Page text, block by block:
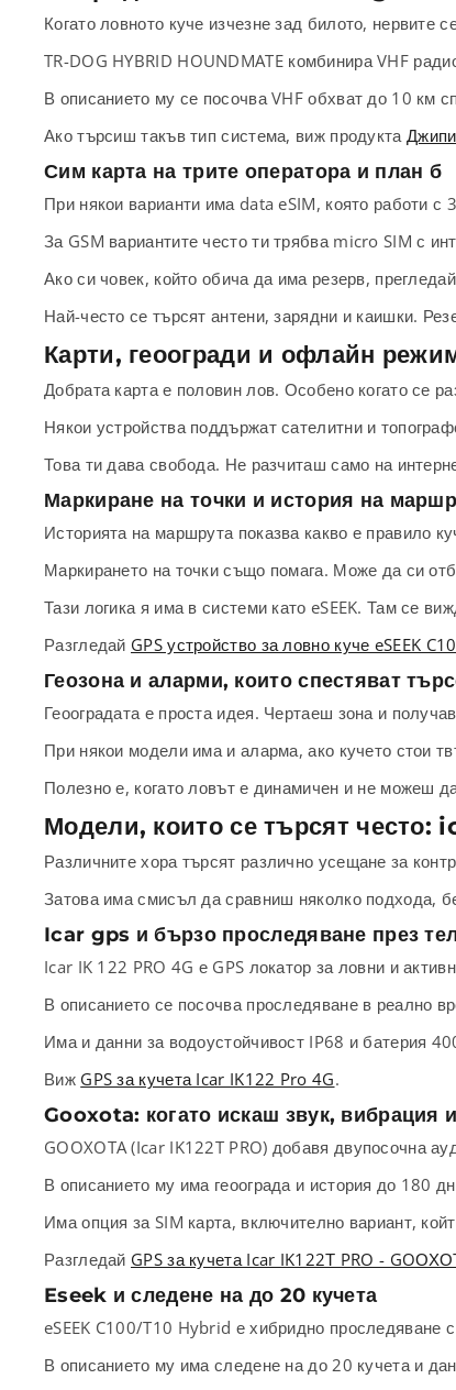
Когато ловното куче изчезне зад билото, нервите
TR-DOG HYBRID HOUNDMATE комбинира VHF
В описанието му се посочва VHF обхват до 10 км
Ако търсиш такъв тип система, виж продукта
Сим карта на трите оператора и план б
При някои варианти има data eSIM, която работи
За GSM вариантите често ти трябва micro SIM с
Ако си човек, който обича да има резерв,
Най-често се търсят антени, зарядни и каишки.
Карти, геоогради и офлайн
Добрата карта е половин лов. Особено когато се
Някои устройства поддържат сателитни и
Това ти дава свобода. Не разчиташ само на
Маркиране на точки и история на
Историята на маршрута показва какво е правило
Маркирането на точки също помага. Може да си
Тази логика я има в системи като eSEEK. Там се
Разгледай GPS устройство за ловно куче eSEEK
Геозона и аларми, които спестяват
Геооградата е проста идея. Чертаеш зона и
При някои модели има и аларма, ако кучето стои
Полезно е, когато ловът е динамичен и не можеш
Модели, които се търсят
Различните хора търсят различно усещане за
Затова има смисъл да сравниш няколко подхода,
Icar gps и бързо проследяване през
Icar IK 122 PRO 4G е GPS локатор за ловни и
В описанието се посочва проследяване в реално
Има и данни за водоустойчивост IP68 и батерия
Виж GPS за кучета Icar IK122 Pro 4G.
Gooxota: когато искаш звук, вибрация
GOOXOTA (Icar IK122T PRO) добавя двупосочна
В описанието му има геоограда и история до 180
Има опция за SIM карта, включително вариант,
Разгледай GPS за кучета Icar IK122Т PRO -
Eseek и следене на до 20 кучета
eSEEK C100/T10 Hybrid е хибридно проследяване
В описанието му има следене на до 20 кучета и